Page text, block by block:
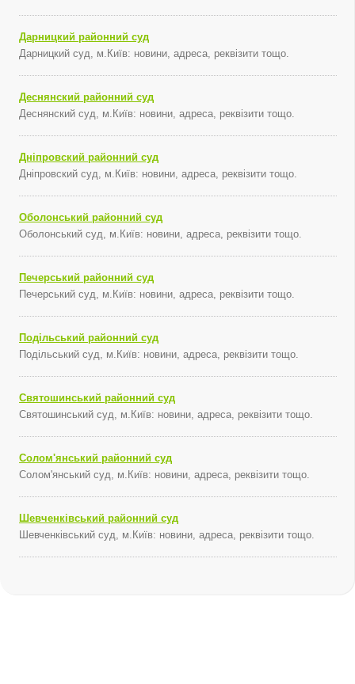
Дарницкий районний суд
Дарницкий суд, м.Київ: новини, адреса, реквізити тощо.
Деснянский районний суд
Деснянский суд, м.Київ: новини, адреса, реквізити тощо.
Дніпровский районний суд
Дніпровский суд, м.Київ: новини, адреса, реквізити тощо.
Оболонський районний суд
Оболонський суд, м.Київ: новини, адреса, реквізити тощо.
Печерський районний суд
Печерський суд, м.Київ: новини, адреса, реквізити тощо.
Подільський районний суд
Подільський суд, м.Київ: новини, адреса, реквізити тощо.
Святошинський районний суд
Святошинський суд, м.Київ: новини, адреса, реквізити тощо.
Солом'янський районний суд
Солом'янський суд, м.Київ: новини, адреса, реквізити тощо.
Шевченківський районний суд
Шевченківський суд, м.Київ: новини, адреса, реквізити тощо.